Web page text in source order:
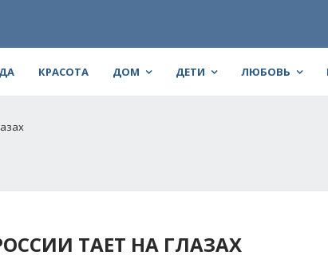
КРАСОТА ДОМ ДЕТИ ЛЮБОВЬ
ТАЕТ НА ГЛАЗАХ